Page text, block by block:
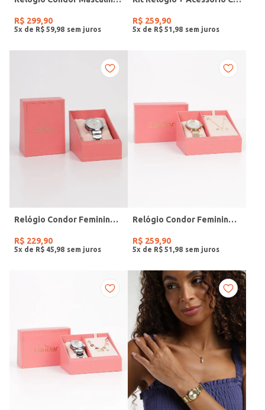
R$ 299,90
5x de R$ 59 98
R$ 259,90
5x de R$ 51 98
Relógio Condor Feminino PRATA
R$ 229,90
5x de R$ 45 98
Relógio Condor Feminino DOURADO
R$ 259,90
5x de R$ 51 98